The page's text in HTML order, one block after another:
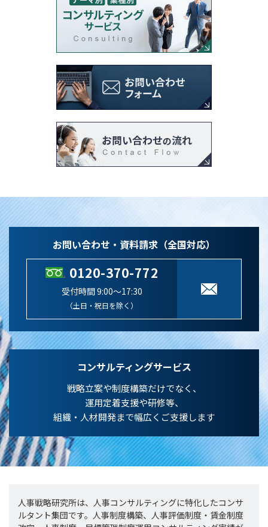
お問い合わせ・資料請求（全国対応）
0120-370-772
受付時間 9:00～17:30
（土日・祝日を除く）
コンサルティングサービス
戦略立案や制度構築だけでなく、
運用定着支援や研修等、
組織・人材開発まで幅広くご支援します
人事戦略研究所は、人事コンサルティングに特化したコンサ
ルタント集団です。人事制度構築、人事評価制度・賃金制度